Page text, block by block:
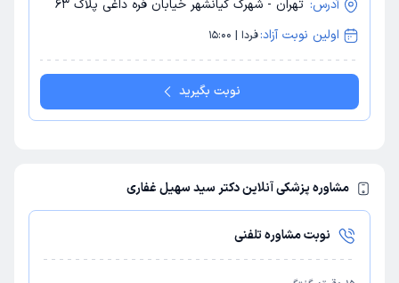
آدرس: تهران - شهرک کیانشهر خیابان فره داغی پلاک 63
اولین نوبت آزاد:فردا | 15:00
نوبت بگیرید
مشاوره پزشکی آنلاین دکتر سید سهیل غفاری
نوبت مشاوره تلفنی